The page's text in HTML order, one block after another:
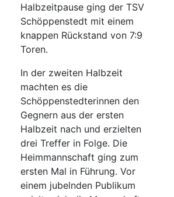
Halbzeitpause ging der TSV
Schöppenstedt mit einem
knappen Rückstand von 7:9
Toren.
In der zweiten Halbzeit
machten es die
Schöppenstedterinnen den
Gegnern aus der ersten
Halbzeit nach und erzielten
drei Treffer in Folge. Die
Heimmannschaft ging zum
ersten Mal in Führung. Vor
einem jubelnden Publikum